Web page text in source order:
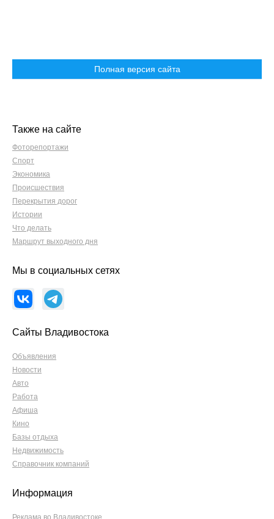
Полная версия сайта
Также на сайте
Фоторепортажи
Спорт
Экономика
Происшествия
Перекрытия дорог
Истории
Что делать
Маршрут выходного дня
Мы в социальных сетях
Сайты Владивостока
Объявления
Новости
Авто
Работа
Афиша
Кино
Базы отдыха
Недвижимость
Справочник компаний
Информация